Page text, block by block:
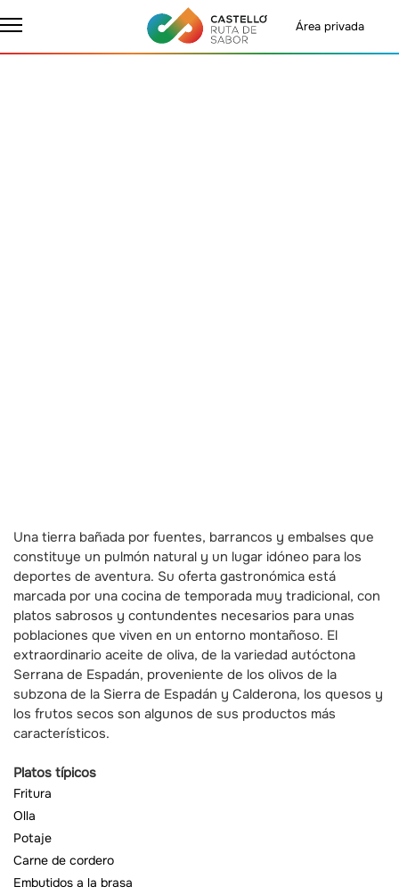
Área privada
Una tierra bañada por fuentes, barrancos y embalses que
constituye un pulmón natural y un lugar idóneo para los
deportes de aventura. Su oferta gastronómica está
marcada por una cocina de temporada muy tradicional, con
platos sabrosos y contundentes necesarios para unas
poblaciones que viven en un entorno montañoso. El
extraordinario aceite de oliva, de la variedad autóctona
Serrana de Espadán, proveniente de los olivos de la
subzona de la Sierra de Espadán y Calderona, los quesos y
los frutos secos son algunos de sus productos más
característicos.
Platos típicos
Fritura
Olla
Potaje
Carne de cordero
Embutidos a la brasa